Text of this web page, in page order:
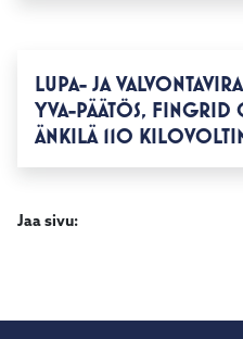
LUPA- JA
YVA-PÄÄTÖS, FINGRID
ÄNKILÄ 110
Jaa sivu: